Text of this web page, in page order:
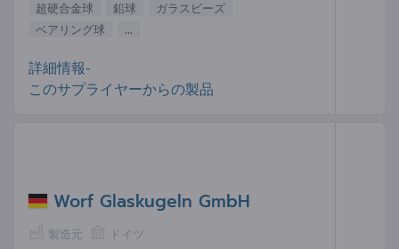
超硬合金球
鉛球
ガラスビーズ
ベアリング球
...
詳細情報-
このサプライヤーからの製品
Worf Glaskugeln GmbH
製造元
ドイツ